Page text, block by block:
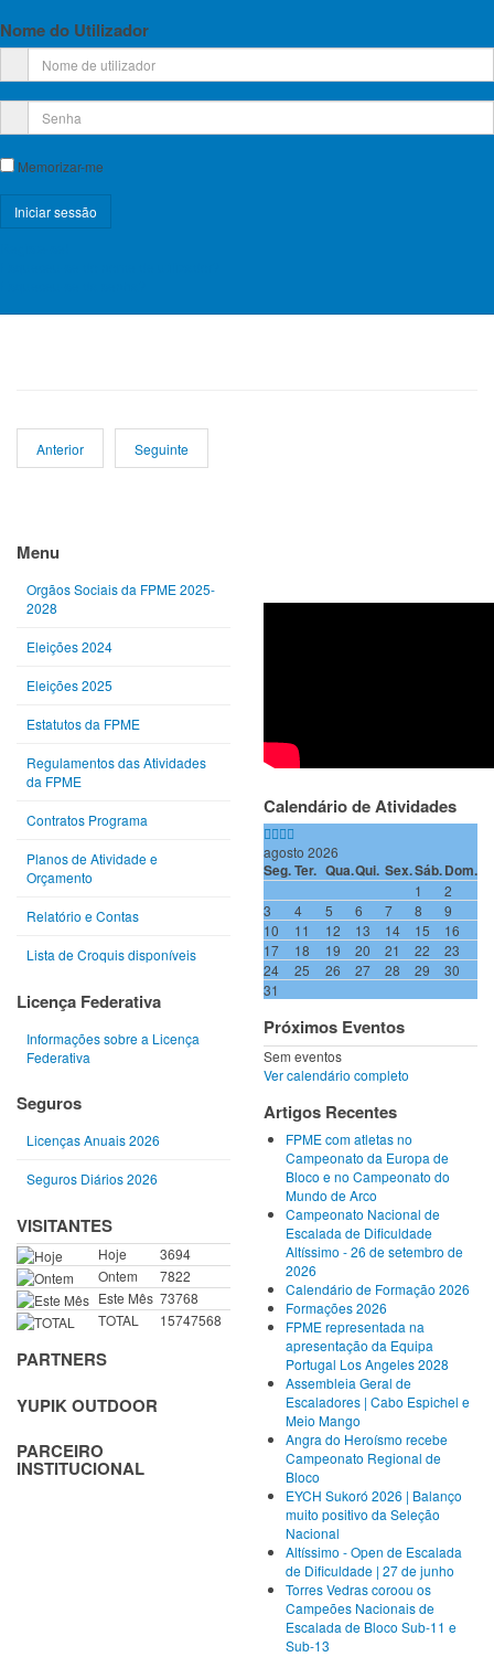
Nome do Utilizador
Memorizar-me
Local: Soure, na Escola Básica 1,2 de Soure, pelas 09:30h
Convocatória AG 46ª
Anterior Seguinte
Menu
Orgãos Sociais da FPME 2025-
2028
Eleições 2024
Eleições 2025
Estatutos da FPME
Regulamentos das Atividades
da FPME
Contratos Programa
Planos de Atividade e
Orçamento
Relatório e Contas
Lista de Croquis disponíveis
Licença Federativa
Informações sobre a Licença
Federativa
Seguros
Licenças Anuais 2026
Seguros Diários 2026
VISITANTES
Hoje
3694
Ontem
7822
Este Mês 73768
TOTAL
15747568
PARTNERS
YUPIK OUTDOOR
PARCEIRO
INSTITUCIONAL
Calendário de Atividades
agosto 2026
Seg.Ter. Qua.Qui. Sex.Sáb.Dom.
1
2
3
4 5 6 7 8
9
10
11 12 13 14 15
16
17
18 19 20 21 22
23
24
25 26 27 28 29
30
31
Próximos Eventos
Sem eventos
Ver calendário completo
Artigos Recentes
FPME com atletas no
Campeonato da Europa de
Bloco e no Campeonato do
Mundo de Arco
Campeonato Nacional de
Escalada de Dificuldade
Altíssimo - 26 de setembro de
2026
Calendário de Formação 2026
Formações 2026
FPME representada na
apresentação da Equipa
Portugal Los Angeles 2028
Assembleia Geral de
Escaladores | Cabo Espichel e
Meio Mango
Angra do Heroísmo recebe
Campeonato Regional de
Bloco
EYCH Sukoró 2026 | Balanço
muito positivo da Seleção
Nacional
Altíssimo - Open de Escalada
de Dificuldade | 27 de junho
Torres Vedras coroou os
Campeões Nacionais de
Escalada de Bloco Sub-11 e
Sub-13